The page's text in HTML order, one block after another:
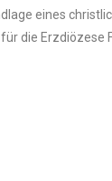
eines
die Erzdiözese